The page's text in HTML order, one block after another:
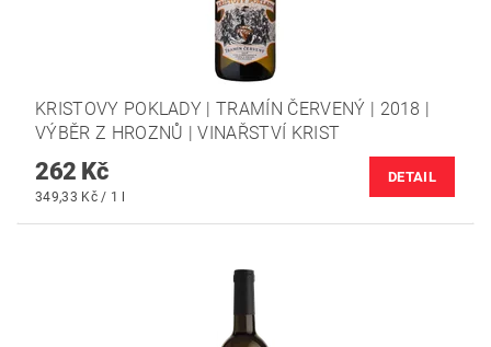
KRISTOVY POKLADY | TRAMÍN ČERVENÝ | 2018 |
VÝBĚR Z HROZNŮ | VINAŘSTVÍ KRIST
262 Kč
349,33 Kč / 1 l
DETAIL